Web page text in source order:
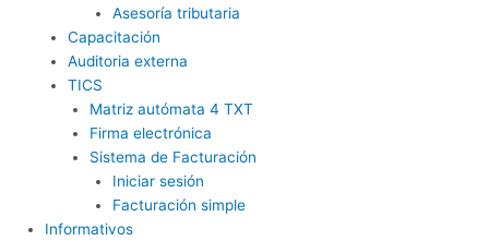
Asesoría tributaria
Capacitación
Auditoria externa
TICS
Matriz autómata 4 TXT
Firma electrónica
Sistema de Facturación
Iniciar sesión
Facturación simple
Informativos